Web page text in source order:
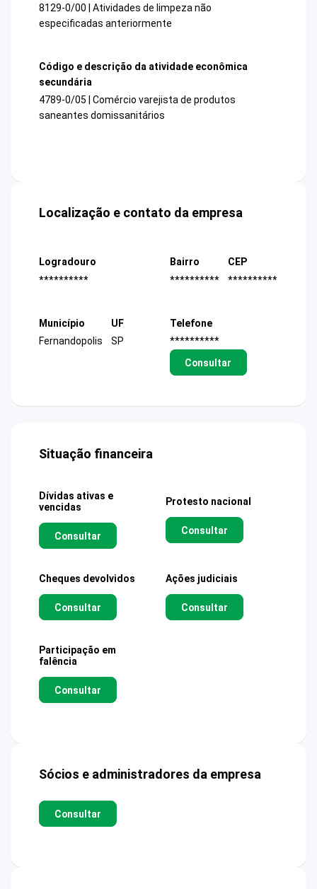
8129-0/00 | Atividades de limpeza não
especificadas anteriormente
Código e descrição da atividade econômica
secundária
4789-0/05 | Comércio varejista de produtos
saneantes domissanitários
Localização e contato da empresa
Logradouro
**********
Bairro
**********
CEP
**********
Município
Fernandopolis
UF
SP
Telefone
**********
Consultar
Situação financeira
Dívidas ativas e
vencidas
Consultar
Protesto nacional
Consultar
Cheques devolvidos
Consultar
Ações judiciais
Consultar
Participação em
falência
Consultar
Sócios e administradores da empresa
Consultar